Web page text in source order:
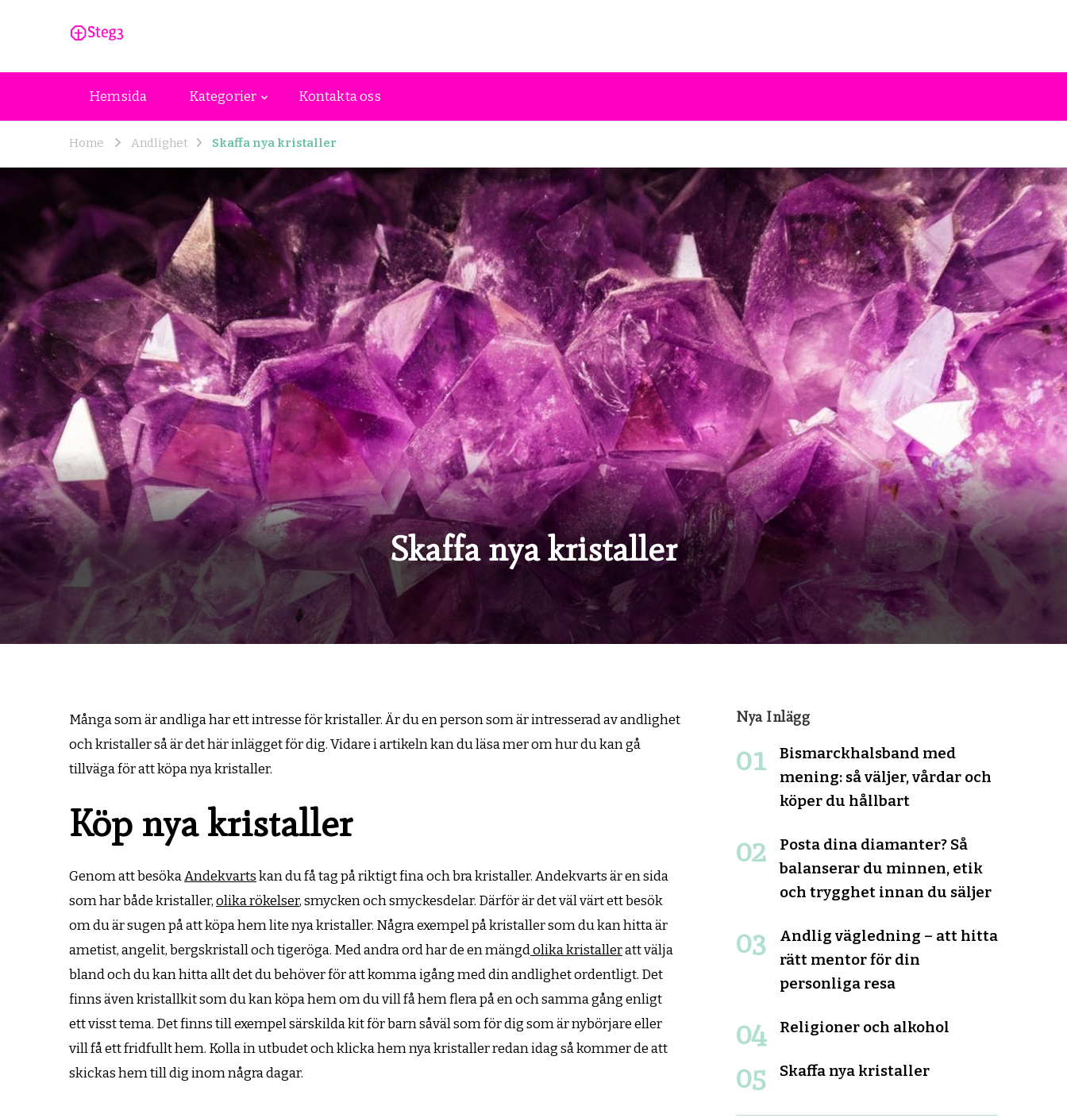
Hemsida Kategorier Kontakta oss
Home Andlighet Skaffa nya kristaller
Skaffa nya kristaller
Många som är andliga har ett intresse för kristaller. Är du en person som är intresserad av andlighet
och kristaller så är det här inlägget för dig. Vidare i artikeln kan du läsa mer om hur du kan gå
tillväga för att köpa nya kristaller.
Köp nya kristaller
Genom att besökaAndekvartskan du få tag på riktigt fina och bra kristaller. Andekvarts är en sida
som har både kristaller,olika rökelser, smycken och smyckesdelar. Därför är det väl värt ett besök
om du är sugen på att köpa hem lite nya kristaller. Några exempel på kristaller som du kan hitta är
ametist, angelit, bergskristall och tigeröga. Med andra ord har de en mängdolika kristalleratt välja
bland och du kan hitta allt det du behöver för att komma igång med din andlighet ordentligt. Det
finns även kristallkit som du kan köpa hem om du vill få hem flera på en och samma gång enligt
ett visst tema. Det finns till exempel särskilda kit för barn såväl som för dig som är nybörjare eller
vill få ett fridfullt hem. Kolla in utbudet och klicka hem nya kristaller redan idag så kommer de att
skickas hem till dig inom några dagar.
Nya Inlägg
Bismarckhalsband med
mening: så väljer, vårdar och
köper du hållbart
Posta dina diamanter? Så
balanserar du minnen, etik
och trygghet innan du säljer
Andlig vägledning – att hitta
rätt mentor för din
personliga resa
Religioner och alkohol
Skaffa nya kristaller